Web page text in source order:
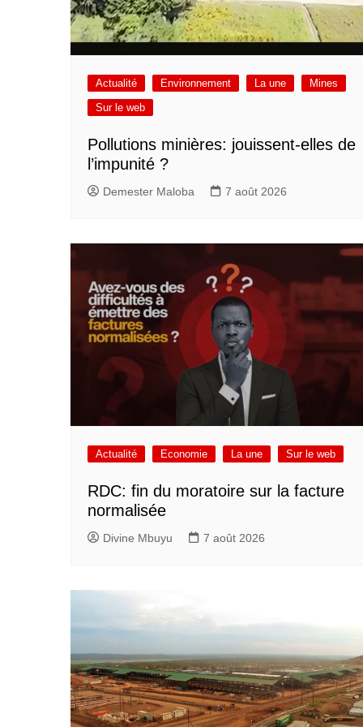
Actualité Environnement La une
Mines
Sur le web
Pollutions minières: jouissent-elles de
l’impunité ?
Demester Maloba 7 août 2026
Actualité Economie La une Sur le web
RDC: fin du moratoire sur la facture
normalisée
Divine Mbuyu 7 août 2026